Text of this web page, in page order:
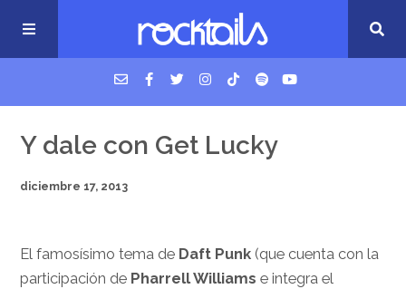
USM Podcast
Cigarrillos en la cama
Música nueva
Y dale con Get Lucky
diciembre 17, 2013
El famosísimo tema de Daft Punk (que cuenta con la
participación de Pharrell Williams e integra el